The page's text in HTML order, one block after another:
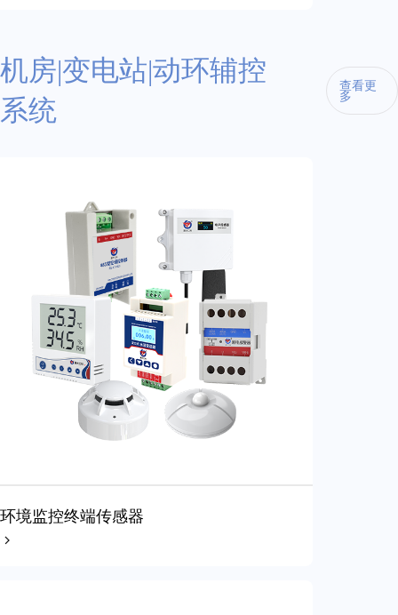
机房|变电站|动环辅控
系统
查看更
多
环境监控终端传感器